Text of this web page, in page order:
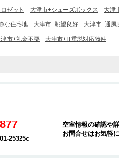
ゼット 大津市+シューズボックス 大津
な住宅地 大津市+眺望良好 大津市+通風
津市+礼金不要 大津市+IT重説対応物件
25325c
空室情報の確認や
お問合せはお気軽